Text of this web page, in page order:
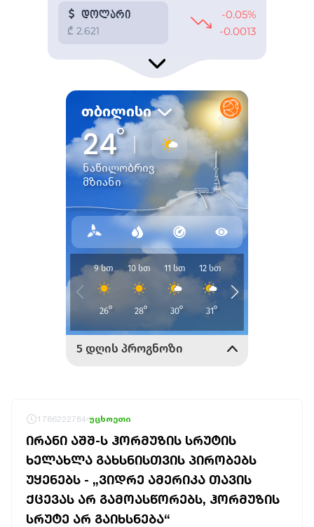
1786222784 უცხოეთი
ᲘᲠᲐᲜᲘ ᲐᲨᲨ-Ს ᲰᲝᲠᲛᲣᲖᲘᲡ ᲡᲠᲣᲢᲘᲡ
ᲮᲔᲚᲐᲮᲚᲐ ᲒᲐᲮᲡᲜᲘᲡᲗᲕᲘᲡ ᲞᲘᲠᲝᲑᲔᲑᲡ
ᲣᲧᲔᲜᲔᲑᲡ - „ᲕᲘᲓᲠᲔ ᲐᲛᲔᲠᲘᲙᲐ ᲗᲐᲕᲘᲡ
ᲥᲪᲔᲕᲐᲡ ᲐᲠ ᲒᲐᲛᲝᲐᲡᲬᲝᲠᲔᲑᲡ, ᲰᲝᲠᲛᲣᲖᲘᲡ
ᲡᲠᲣᲢᲔ ᲐᲠ ᲒᲐᲘᲮᲡᲜᲔᲑᲐ“